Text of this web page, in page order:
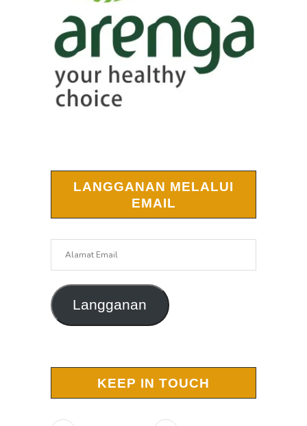
LANGGANAN MELALUI
EMAIL
Langganan
KEEP IN TOUCH